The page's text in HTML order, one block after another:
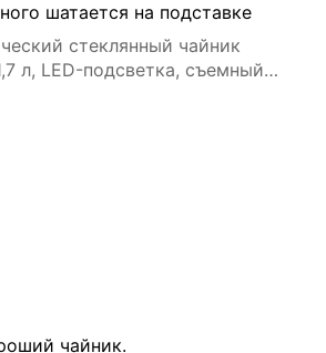
шатается на подставке
стеклянный чайник
л, LED-подсветка, съемный
вращение 360, 2200 Вт
чайник.